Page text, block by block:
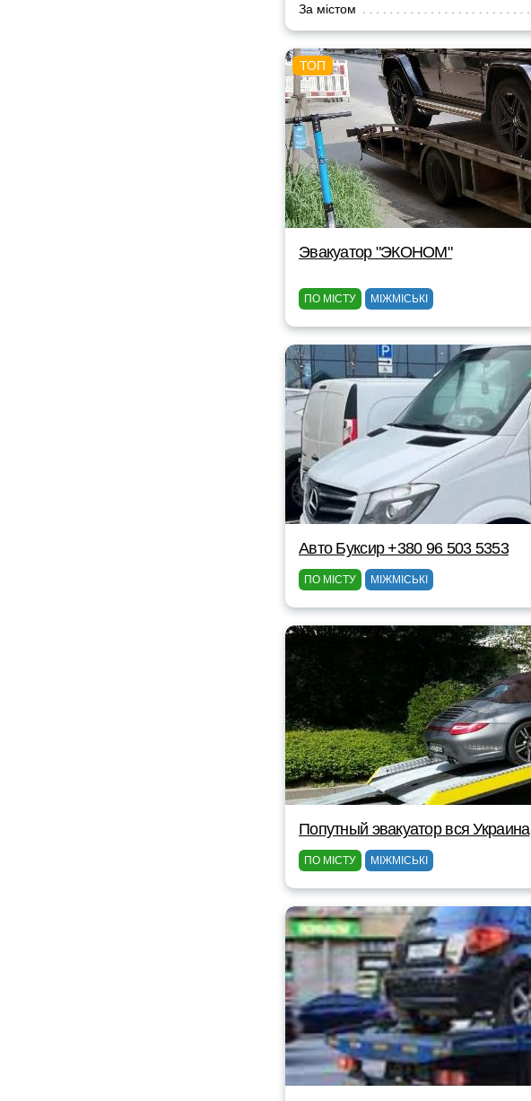
За містом
Эвакуатор "ЭКОНОМ"
ПО МІСТУ МІЖМІСЬКІ
Авто Буксир +380 96 503 5353
ПО МІСТУ МІЖМІСЬКІ
Попутный эвакуатор вся Украина
ПО МІСТУ МІЖМІСЬКІ